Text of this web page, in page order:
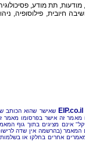
תת מודע,
חיובית, פילוסופיה,
שאישר שהוא הכותב
מאמר זה אישר בפרסומו מאמר
אינם מציגים בתוך גוף
המאמר (בהרשמה אין שדה
אחרים בחלקו או